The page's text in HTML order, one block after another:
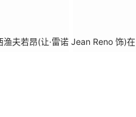
若昂(让·雷诺 Jean Reno 饰)